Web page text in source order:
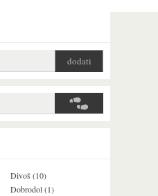
Divoš (10)
Dobrodol (1)